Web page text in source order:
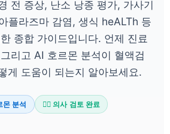
전 증상, 난소 낭종 평가, 가사기
플라즈마 감염, 생식 heALTh 등
종합 가이드입니다. 언제 진료
리고 AI 호르몬 분석이 혈액검
게 도움이 되는지 알아보세요.
몬 분석 👨‍⚕️ 의사 검토 완료